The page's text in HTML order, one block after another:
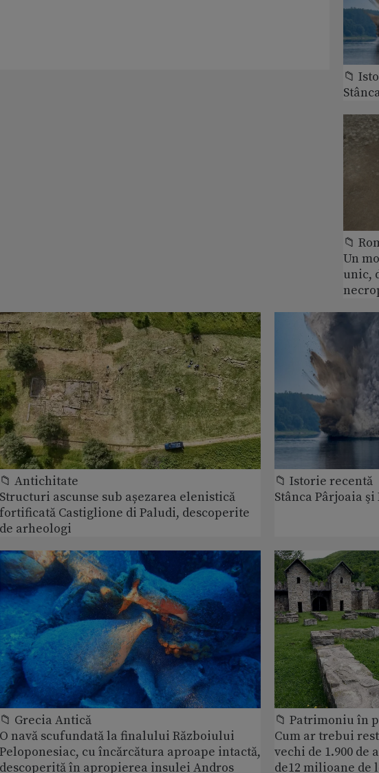
📁
📁
Un
unic,
📁 Antichitate
Structuri ascunse sub așezarea elenistică
fortificată Castiglione di Paludi, descoperite
de arheologi
📁 Istorie recentă
Stânca Pârjoaia
📁 Grecia Antică
O navă scufundată la finalului Războiului
Peloponesiac, cu încărcătura aproape intactă,
descoperită în apropierea insulei Andros
📁 Patrimoniu în
Cum ar trebui
vechi de 1.900 de
de12 milioane de